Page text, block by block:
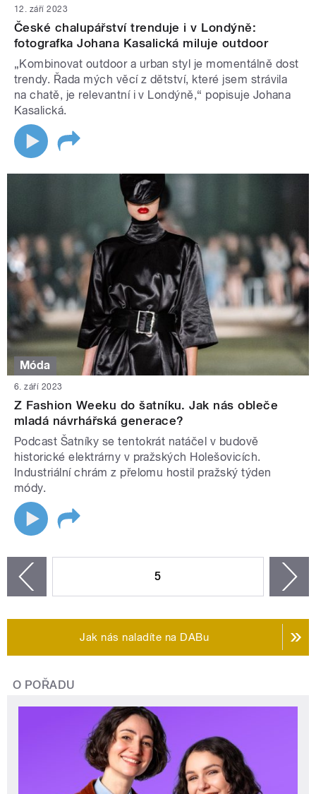
12. září 2023
České chalupářství trenduje i v Londýně:
fotografka Johana Kasalická miluje outdoor
„Kombinovat outdoor a urban styl je momentálně dost
trendy. Řada mých věcí z dětství, které jsem strávila
na chatě, je relevantní i v Londýně,“ popisuje Johana
Kasalická.
Móda
6. září 2023
Z Fashion Weeku do šatníku. Jak nás obleče
mladá návrhářská generace?
Podcast Šatníky se tentokrát natáčel v budově
historické elektrárny v pražských Holešovicích.
Industriální chrám z přelomu hostil pražský týden
módy.
5
Jak nás naladíte na DABu
O POŘADU